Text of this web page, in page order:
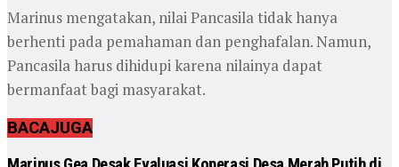
Marinus mengatakan, nilai Pancasila tidak hanya
berhenti pada pemahaman dan penghafalan. Namun,
Pancasila harus dihidupi karena nilainya dapat
bermanfaat bagi masyarakat.
BACAJUGA